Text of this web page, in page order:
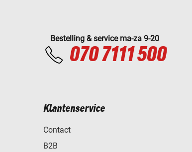
Bestelling & service ma-za 9-20
070 7111 500
Klantenservice
Contact
B2B